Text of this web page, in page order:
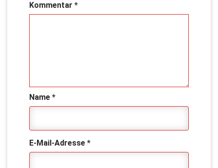
Kommentar *
Name *
E-Mail-Adresse *